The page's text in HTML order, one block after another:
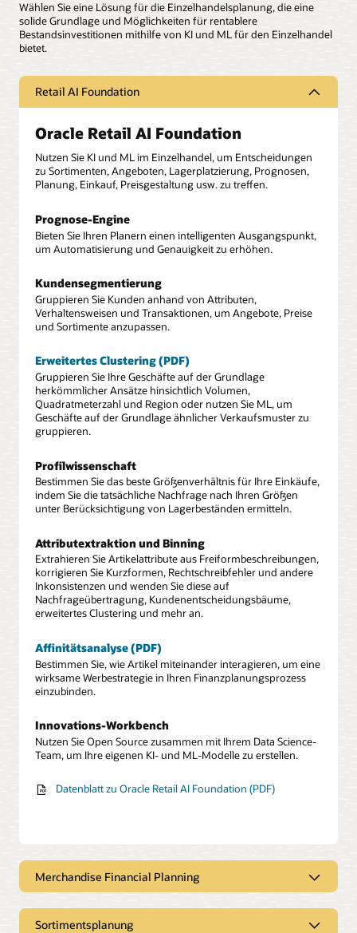
Wählen Sie eine Lösung für die Einzelhandelsplanung, die eine
solide Grundlage und Möglichkeiten für rentablere
Bestandsinvestitionen mithilfe von KI und ML für den Einzelhandel
bietet.
Retail AI Foundation
Oracle Retail AI Foundation
Nutzen Sie KI und ML im Einzelhandel, um Entscheidungen
zu Sortimenten, Angeboten, Lagerplatzierung, Prognosen,
Planung, Einkauf, Preisgestaltung usw. zu treffen.
Prognose-Engine
Bieten Sie Ihren Planern einen intelligenten Ausgangspunkt,
um Automatisierung und Genauigkeit zu erhöhen.
Kundensegmentierung
Gruppieren Sie Kunden anhand von Attributen,
Verhaltensweisen und Transaktionen, um Angebote, Preise
und Sortimente anzupassen.
Erweitertes Clustering (PDF)
Gruppieren Sie Ihre Geschäfte auf der Grundlage
herkömmlicher Ansätze hinsichtlich Volumen,
Quadratmeterzahl und Region oder nutzen Sie ML, um
Geschäfte auf der Grundlage ähnlicher Verkaufsmuster zu
gruppieren.
Profilwissenschaft
Bestimmen Sie das beste Größenverhältnis für Ihre Einkäufe,
indem Sie die tatsächliche Nachfrage nach Ihren Größen
unter Berücksichtigung von Lagerbeständen ermitteln.
Attributextraktion und Binning
Extrahieren Sie Artikelattribute aus Freiformbeschreibungen,
korrigieren Sie Kurzformen, Rechtschreibfehler und andere
Inkonsistenzen und wenden Sie diese auf
Nachfrageübertragung, Kundenentscheidungsbäume,
erweitertes Clustering und mehr an.
Affinitätsanalyse (PDF)
Bestimmen Sie, wie Artikel miteinander interagieren, um eine
wirksame Werbestrategie in Ihren Finanzplanungsprozess
einzubinden.
Innovations-Workbench
Nutzen Sie Open Source zusammen mit Ihrem Data Science-
Team, um Ihre eigenen KI- und ML-Modelle zu erstellen.
Datenblatt zu Oracle Retail AI Foundation (PDF)
Merchandise Financial Planning
Planning verbessert die
Sortimentsplanung